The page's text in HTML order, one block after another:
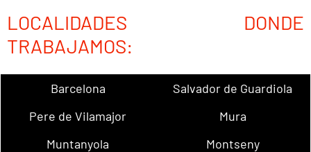
LOCALIDADES DONDE
TRABAJAMOS:
Barcelona
Salvador de Guardiola
Pere de Vilamajor
Mura
Muntanyola
Montseny